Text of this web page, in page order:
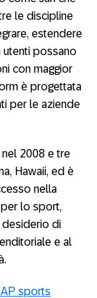
le discipline
estendere
utenti possano
con maggior
è progettata
per le aziende
2008 e tre
Hawaii, ed è
nella
lo sport,
desiderio di
e al
sports